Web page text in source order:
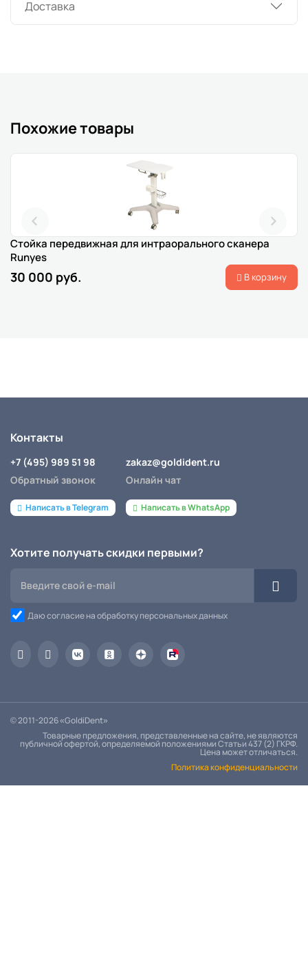
Доставка
Похожие товары
Стойка передвижная для интраорального сканера
Runyes
30 000 руб. В корзину
Контакты
+7 (495) 989 51 98
Обратный звонок
Написать в Telegram
zakaz@goldident.ru
Онлайн чат
Написать в WhatsApp
Хотите получать скидки первыми?
Даю согласие на обработку персональных данных
© 2011-2026 «GoldiDent»
Товарные предложения, представленные на сайте, не являются
публичной офертой, определяемой положениями Статьи 437 (2) ГКРФ.
Цена может отличаться.
Политика конфиденциальности